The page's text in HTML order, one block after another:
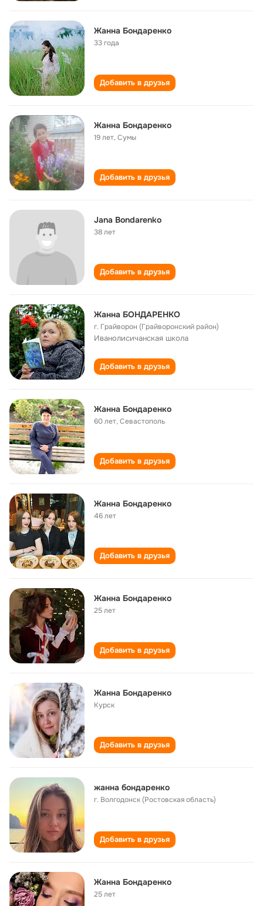
Жанна Бондаренко
33 года
Добавить в друзья
Жанна Бондаренко
19 лет,Сумы
Добавить в друзья
Jana Bondarenko
38 лет
Добавить в друзья
Жанна БОНДАРЕНКО
г. Грайворон (Грайворонский район)
Иванолисичанская школа
Добавить в друзья
Жанна Бондаренко
60 лет,Севастополь
Добавить в друзья
Жанна Бондаренко
46 лет
Добавить в друзья
Жанна Бондаренко
25 лет
Добавить в друзья
Жанна Бондаренко
Курск
Добавить в друзья
жанна бондаренко
г. Волгодонск (Ростовская область)
Добавить в друзья
Жанна Бондаренко
25 лет